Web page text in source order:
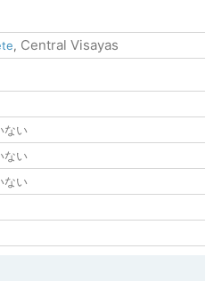
, Central Visayas
ない
ない
ない